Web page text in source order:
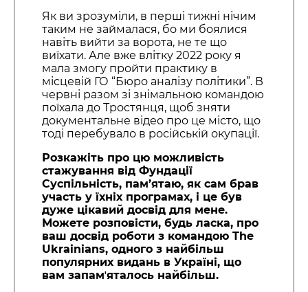
Як ви зрозуміли, в перші тижні нічим
таким не займалася, бо ми боялися
навіть вийти за ворота, не те що
виїхати. Але вже влітку 2022 року я
мала змогу пройти практику в
місцевій ГО “Бюро аналізу політики”. В
червні разом зі знімальною командою
поїхала до Тростянця, щоб зняти
документальне відео про це місто, що
тоді перебувало в російській окупації.
Розкажіть про цю можливість
стажування від Фундації
Суспільність, пам’ятаю, як сам брав
участь у їхніх програмах, і це був
дуже цікавий досвід для мене.
Можете розповісти, будь ласка, про
ваш досвід роботи з командою The
Ukrainians, одного з найбільш
популярних видань в Україні, що
вам запамʼяталось найбільш.